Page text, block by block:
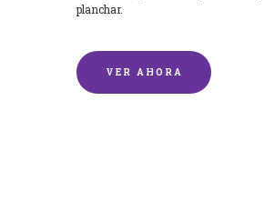
planchar.
VER AHORA